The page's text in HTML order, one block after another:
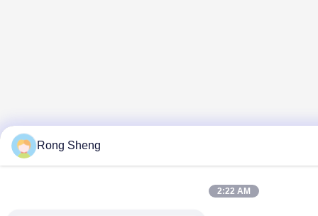
Rong Sheng
2:22 AM